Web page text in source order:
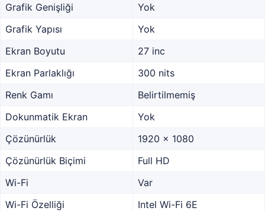
Grafik Genişliği
Yok
Grafik Yapısı
Yok
Ekran Boyutu
27 inc
Ekran Parlaklığı
300 nits
Renk Gamı
Belirtilmemiş
Dokunmatik Ekran
Yok
Çözünürlük
1920 x 1080
Çözünürlük Biçimi
Full HD
Wi-Fi
Var
Wi-Fi Özelliği
Intel Wi-Fi 6E